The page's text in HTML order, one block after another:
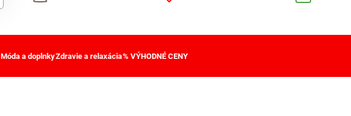
Móda a doplnkyZdravie a relaxácia% VÝHODNÉ CENY